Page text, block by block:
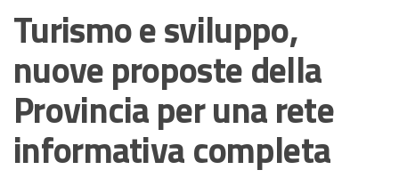
Turismo e sviluppo,
nuove proposte della
Provincia per una rete
informativa completa